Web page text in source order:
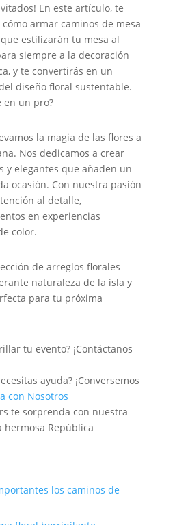
En este artículo, te
armar caminos de mesa
estilizarán tu mesa al
siempre a la decoración
y te convertirás en un
diseño floral sustentable.
en un pro?
la magia de las flores a
Nos dedicamos a crear
y elegantes que añaden un
ocasión. Con nuestra pasión
al detalle,
en experiencias
color.
de arreglos florales
naturaleza de la isla y
para tu próxima
tu evento? ¡Contáctanos
ayuda? ¡Conversemos
con Nosotros
te sorprenda con nuestra
República
los caminos de